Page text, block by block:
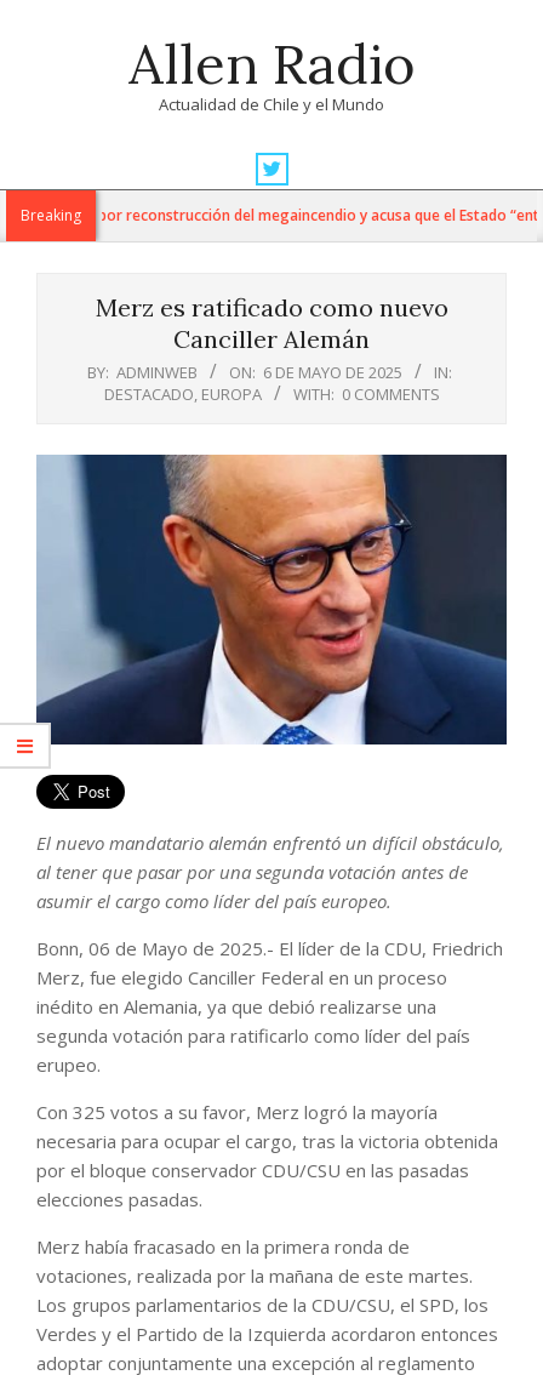
Allen Radio
Actualidad de Chile y el Mundo
Navigation
MenuBreaking
informe por reconstrucción del megaincendio y acusa que el Estado
Merz es ratificado como nuevo
Canciller Alemán
BY: ADMINWEB ON: 6 DE MAYO DE 2025
IN:
DESTACADO, EUROPA WITH: 0 COMMENTS
El nuevo mandatario alemán enfrentó un difícil obstáculo,
al tener que pasar por una segunda votación antes de
asumir el cargo como líder del país europeo.
Bonn, 06 de Mayo de 2025.- El líder de la CDU, Friedrich
Merz, fue elegido Canciller Federal en un proceso
inédito en Alemania, ya que debió realizarse una
segunda votación para ratificarlo como líder del país
erupeo.
Con 325 votos a su favor, Merz logró la mayoría
necesaria para ocupar el cargo, tras la victoria obtenida
por el bloque conservador CDU/CSU en las pasadas
elecciones pasadas.
Merz había fracasado en la primera ronda de
votaciones, realizada por la mañana de este martes.
Los grupos parlamentarios de la CDU/CSU, el SPD, los
Verdes y el Partido de la Izquierda acordaron entonces
adoptar conjuntamente una excepción al reglamento